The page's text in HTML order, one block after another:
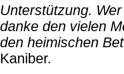
Unterstützung.
danke den vielen
den heimischen
Kaniber.